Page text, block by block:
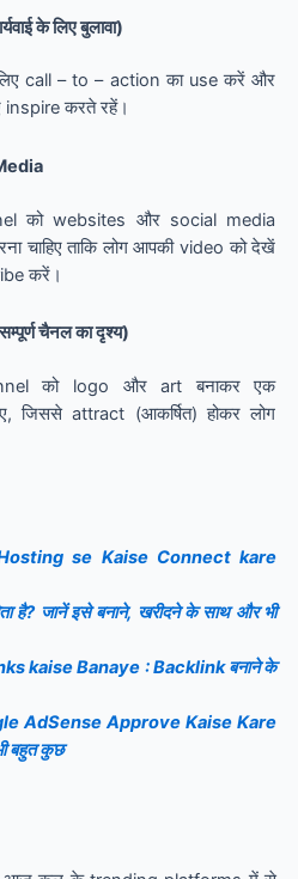
के लिए बुलावा)
call – to – action का use करें और
inspire करते रहें।
को websites और social media
चाहिए ताकि लोग आपकी video को देखें
करें।
चैनल का दृश्य)
को logo और art बनाकर एक
जिससे attract (आकर्षित) होकर लोग
se Kaise Connect kare
है? जानें इसे बनाने, खरीदने के साथ और भी
kaise Banaye : Backlink बनाने के
AdSense Approve Kaise Kare
बहुत कुछ